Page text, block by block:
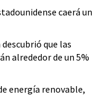
caerá un
que las
alrededor de un 5%
energía renovable,